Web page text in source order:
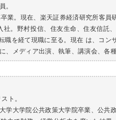
。
業。現在、楽天証券経済研究所客
。野村投信、住友生命、住友信託
職を経て現職に至る。現在 は、コン
メディア出演、執筆、講演会、各
ト。
学大学院公共政策大学院卒業、公共